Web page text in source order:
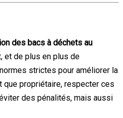
des bacs à déchets au
et de plus en plus de
strictes pour améliorer la
que propriétaire, respecter ces
des pénalités, mais aussi